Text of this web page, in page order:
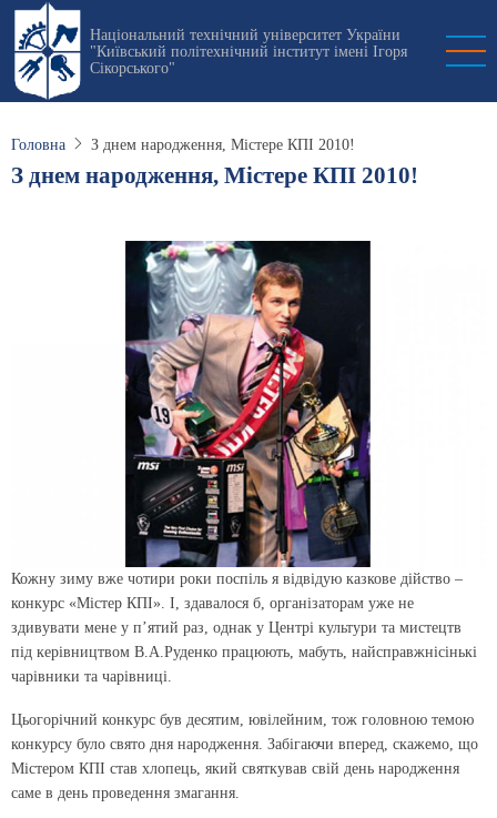
Перейти
основного
вмісту
Національний технічний університет України
"Київський політехнічний інститут імені Ігоря
Сікорського"
Головна З днем народження, Містере КПІ 2010!
З днем народження, Містере КПІ 2010!
Кожну зиму вже чотири роки поспіль я відвідую казкове дійство –
конкурс «Містер КПІ». І, здавалося б, організаторам уже не
здивувати мене у п’ятий раз, однак у Центрі культури та мистецтв
під керівництвом В.А.Руденко працюють, мабуть, найсправжнісінькі
чарівники та чарівниці.
Цьогорічний конкурс був десятим, ювілейним, тож головною темою
конкурсу було свято дня народження. Забігаючи вперед, скажемо, що
Містером КПІ став хлопець, який святкував свій день народження
саме в день проведення змагання.